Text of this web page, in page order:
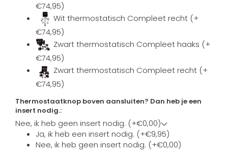
€74,95)
Wit thermostatisch Compleet recht (+
€74,95)
Zwart thermostatisch Compleet haaks (+
€74,95)
Zwart thermostatisch Compleet recht (+
€74,95)
Thermostaatknop boven aansluiten? Dan heb je een
insert nodig.:
Nee, ik heb geen insert nodig. (+€0,00)
Ja, ik heb een insert nodig. (+€9,95)
Nee, ik heb geen insert nodig. (+€0,00)